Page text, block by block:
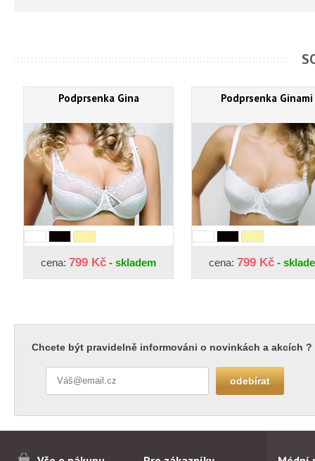
Podprsenka Gina
cena: 799 Kč - skladem
Podprsenka Ginami
cena: 799 Kč -
Chcete být pravidelně informováni o novinkách a akcích ?